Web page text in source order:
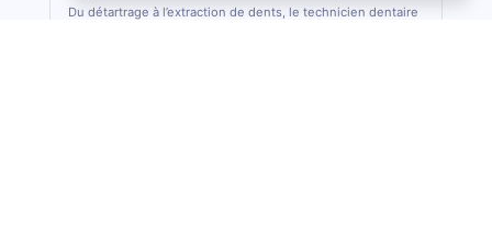
Du détartrage à l’extraction de dents, le technicien dentaire